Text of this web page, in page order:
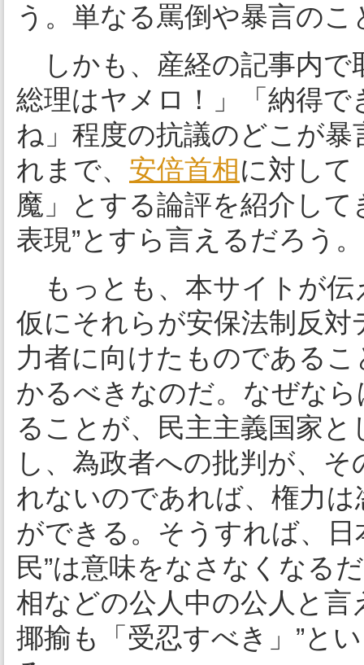
う。単なる罵倒や暴言の
しかも、産経の記事内で
総理はヤメロ！」「納得
ね」程度の抗議のどこが
れまで、 安倍首相に対して
魔」とする論評を紹介し
表現”とすら言えるだろう。
もっとも、本サイトが伝
仮にそれらが安保法制反
力者に向けたものである
かるべきなのだ。なぜな
ることが、民主主義国家
し、為政者への批判が、
れないのであれば、権力
ができる。そうすれば、
民”は意味をなさなくなる
相などの公人中の公人と
揶揄も「受忍すべき」”と